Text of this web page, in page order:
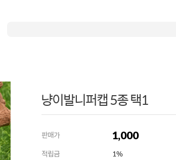
냥이발니퍼캡 5종 택1
판매가 1,000
적립금
1%